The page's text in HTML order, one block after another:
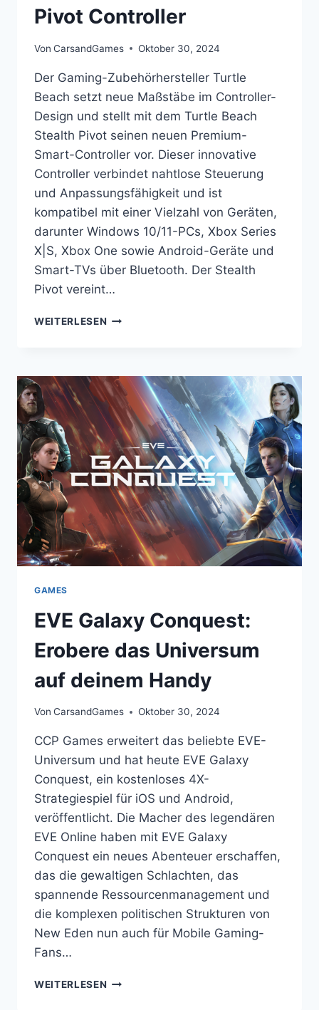
Pivot Controller
Von CarsandGames Oktober 30, 2024
Der Gaming-Zubehörhersteller Turtle
Beach setzt neue Maßstäbe im Controller-
Design und stellt mit dem Turtle Beach
Stealth Pivot seinen neuen Premium-
Smart-Controller vor. Dieser innovative
Controller verbindet nahtlose Steuerung
und Anpassungsfähigkeit und ist
kompatibel mit einer Vielzahl von Geräten,
darunter Windows 10/11-PCs, Xbox Series
X|S, Xbox One sowie Android-Geräte und
Smart-TVs über Bluetooth. Der Stealth
Pivot vereint…
WEITERLESEN GAMING
LEVEL:
DER
NEUE
TURTLE
BEACH
STEALTH
PIVOT
CONTROLLER
GAMES
EVE Galaxy Conquest:
Erobere das Universum
auf deinem Handy
Von CarsandGames Oktober 30, 2024
CCP Games erweitert das beliebte EVE-
Universum und hat heute EVE Galaxy
Conquest, ein kostenloses 4X-
Strategiespiel für iOS und Android,
veröffentlicht. Die Macher des legendären
EVE Online haben mit EVE Galaxy
Conquest ein neues Abenteuer erschaffen,
das die gewaltigen Schlachten, das
spannende Ressourcenmanagement und
die komplexen politischen Strukturen von
New Eden nun auch für Mobile Gaming-
Fans…
WEITERLESEN EVE